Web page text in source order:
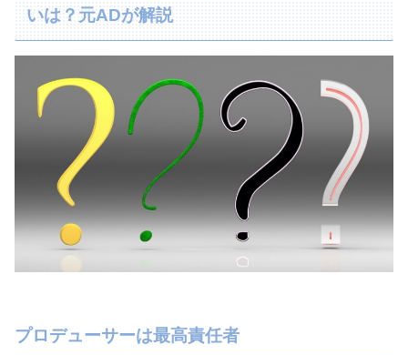
いは？元ADが解説
プロデューサーは最高責任者